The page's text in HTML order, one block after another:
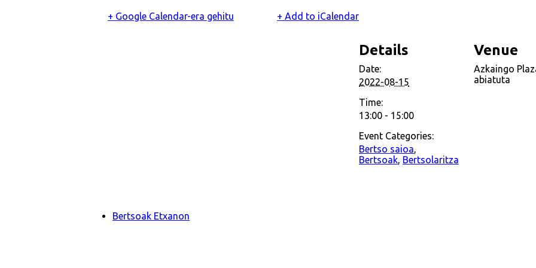
+ Google Calendar-era gehitu + Add to iCalendar
Details
Date:
2022-08-15
Time:
13:00 - 15:00
Event Categories:
Bertso saioa,
Bertsoak, Bertsolaritza
Venue
Azkaingo
abiatuta
Bertsoak Etxanon